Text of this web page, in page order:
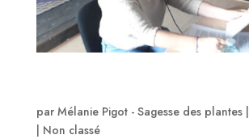
par Mélanie Pigot - Sagesse des plantes|
| Non classé